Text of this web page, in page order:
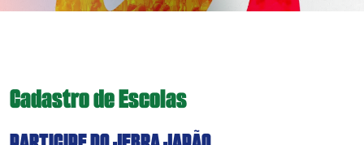
Cadastro de Escolas